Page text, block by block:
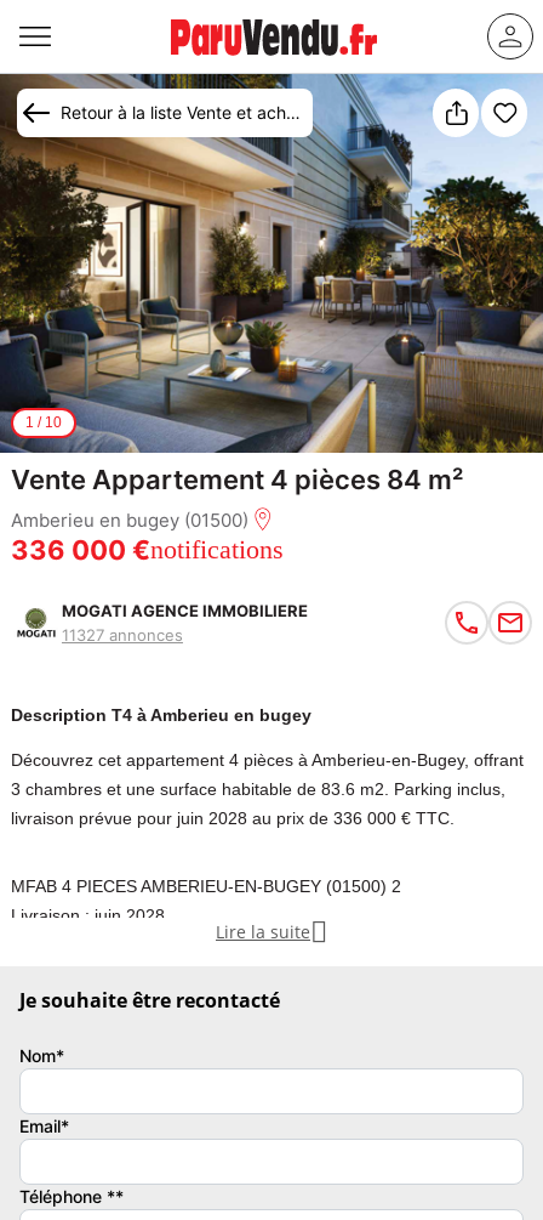
Retour à la liste Vente et achat appartement Ambérieu-en-Bugey
1 / 10
Vente Appartement 4 pièces 84 m²
Amberieu en bugey (01500)
336 000 €notifications
MOGATI AGENCE IMMOBILIERE
11327 annonces
Description T4 à Amberieu en bugey
Découvrez cet appartement 4 pièces à Amberieu-en-Bugey, offrant
3 chambres et une surface habitable de 83.6 m2. Parking inclus,
livraison prévue pour juin 2028 au prix de 336 000 € TTC.
MFAB 4 PIECES AMBERIEU-EN-BUGEY (01500) 2
Livraison : juin 2028
Se renseigner pour les remises en cours
La commission de l’agence immobilière est payée par le mandant.
C’est le prix communique par le promoteur.
LOT A1103
Appartement 4 pièces
Nombre de chambres : 3
Lire la suite 
Je souhaite être recontacté
Nom*
Email*
Téléphone **